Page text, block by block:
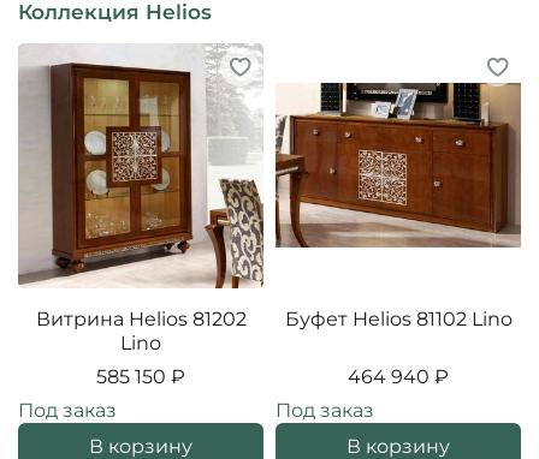
Коллекция Helios
Витрина Helios 81202
Lino
585 150 ₽
Под заказ
В корзину
Буфет Helios 81102 Lino
464 940 ₽
Под заказ
В корзину